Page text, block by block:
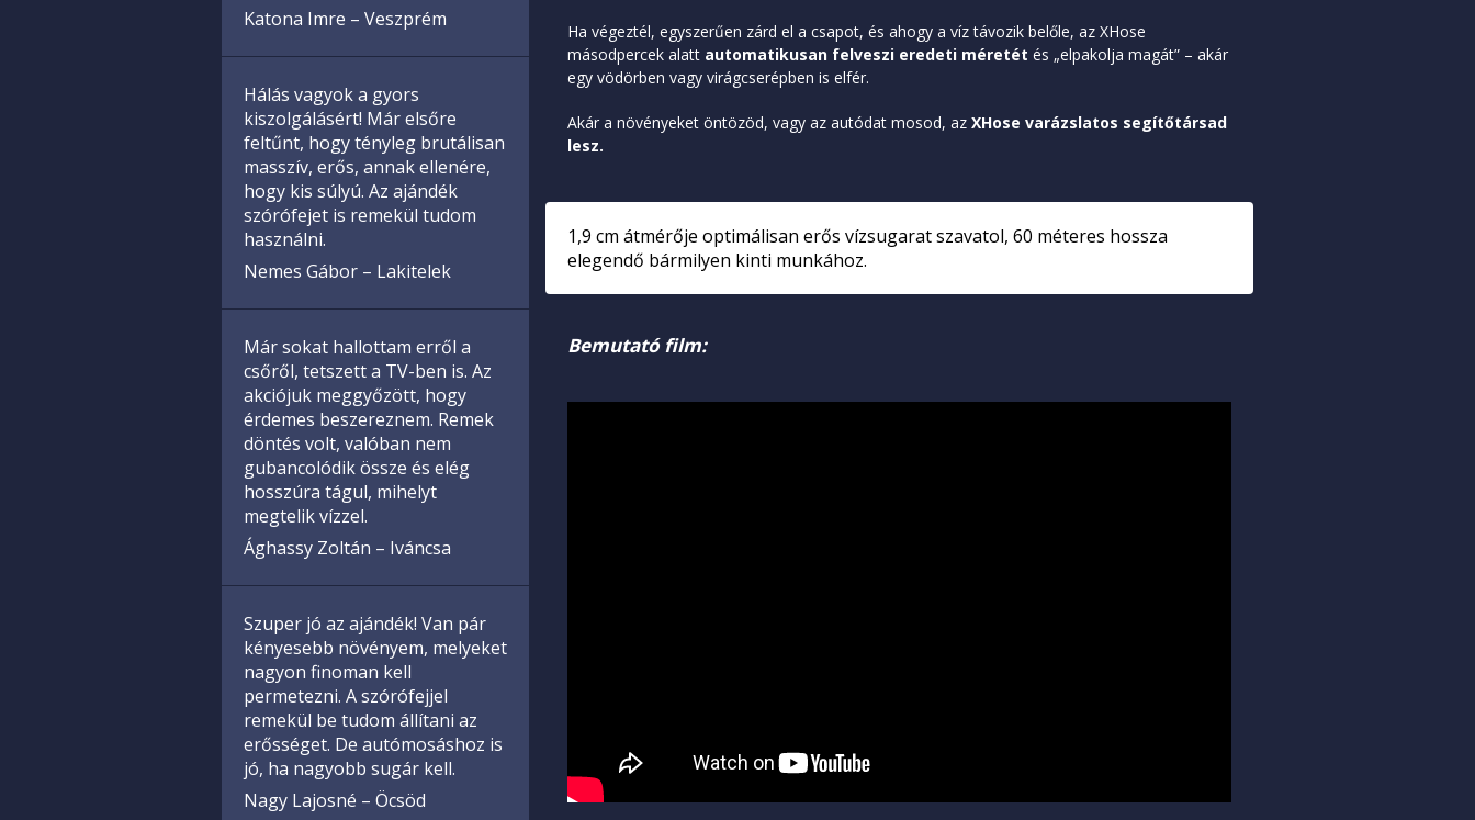
Katona Imre – Veszprém
Hálás vagyok a gyors
kiszolgálásért! Már elsőre
feltűnt, hogy tényleg brutálisan
masszív, erős, annak ellenére,
hogy kis súlyú. Az ajándék
szórófejet is remekül tudom
használni.
Nemes Gábor – Lakitelek
Már sokat hallottam erről a
csőről, tetszett a TV-ben is. Az
akciójuk meggyőzött, hogy
érdemes beszereznem. Remek
döntés volt, valóban nem
gubancolódik össze és elég
hosszúra tágul, mihelyt
megtelik vízzel.
Ághassy Zoltán – Iváncsa
Szuper jó az ajándék! Van pár
kényesebb növényem, melyeket
nagyon finoman kell
permetezni. A szórófejjel
remekül be tudom állítani az
erősséget. De autómosáshoz is
jó, ha nagyobb sugár kell.
Nagy Lajosné – Öcsöd
Ha végeztél, egyszerűen zárd el a csapot, és ahogy a víz távozik belőle, az XHose
másodpercek alatt automatikusan felveszi eredeti méretét és „elpakolja magát” – akár
egy vödörben vagy virágcserépben is elfér.
Akár a növényeket öntözöd, vagy az autódat mosod, az XHose varázslatos segítőtársad
lesz.
1,9 cm átmérője optimálisan erős vízsugarat szavatol, 60 méteres hossza
elegendő bármilyen kinti munkához.
Bemutató film: